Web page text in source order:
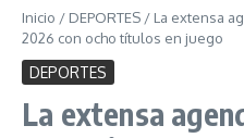
Inicio / DEPORTES / La extensa
2026 con ocho títulos en juego
DEPORTES
La extensa